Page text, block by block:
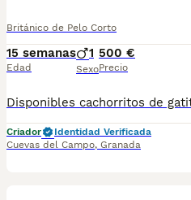
Británico de Pelo Corto
15 semanas
Edad
1
Sexo
500 €
Precio
Criador
Identidad Verificada
Cuevas del Campo, Granada